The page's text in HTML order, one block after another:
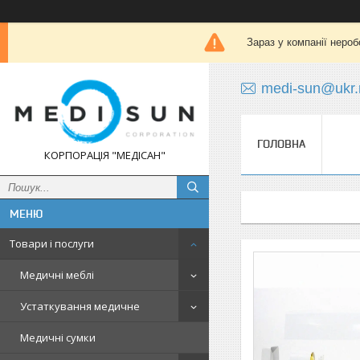
Зараз у компанії
КОРПОРАЦІЯ "МЕДІСАН"
Товари і послуги
Медичні меблі
Устаткування медичне
Медичні сумки
medi-
ГОЛОВНА